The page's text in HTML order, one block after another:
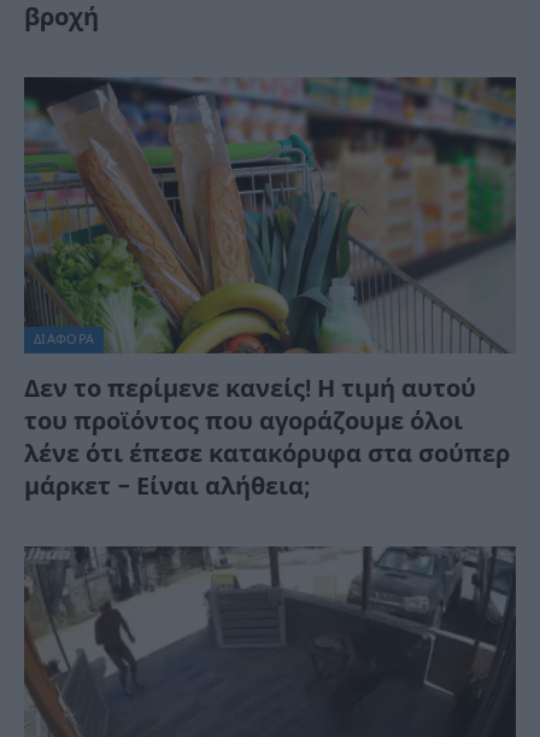
βροχή
ΔΙΆΦΟΡΑ
Δεν το περίμενε κανείς! Η τιμή αυτού
του προϊόντος που αγοράζουμε όλοι
λένε ότι έπεσε κατακόρυφα στα σούπερ
μάρκετ – Είναι αλήθεια;